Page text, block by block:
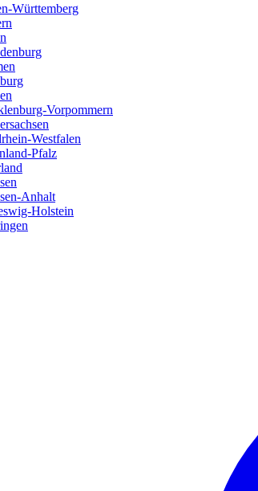
Württemberg
Vorpommern
Westfalen
Pfalz
Anhalt
Holstein